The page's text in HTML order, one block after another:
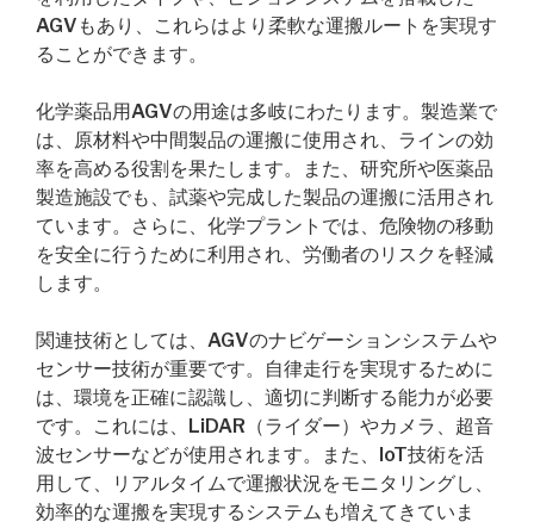
AGVもあり、これらはより柔軟な運搬ルートを実現す
ることができます。
化学薬品用AGVの用途は多岐にわたります。製造業で
は、原材料や中間製品の運搬に使用され、ラインの効
率を高める役割を果たします。また、研究所や医薬品
製造施設でも、試薬や完成した製品の運搬に活用され
ています。さらに、化学プラントでは、危険物の移動
を安全に行うために利用され、労働者のリスクを軽減
します。
関連技術としては、AGVのナビゲーションシステムや
センサー技術が重要です。自律走行を実現するために
は、環境を正確に認識し、適切に判断する能力が必要
です。これには、LiDAR（ライダー）やカメラ、超音
波センサーなどが使用されます。また、IoT技術を活
用して、リアルタイムで運搬状況をモニタリングし、
効率的な運搬を実現するシステムも増えてきていま